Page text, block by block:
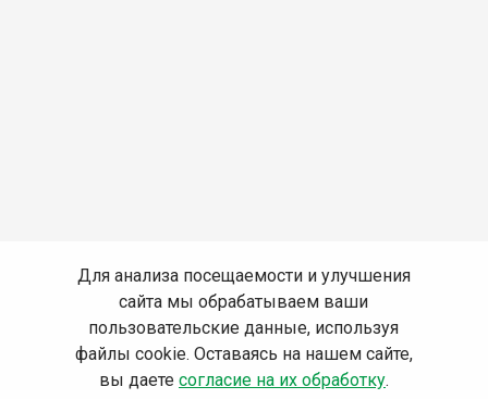
Для анализа посещаемости и улучшения
сайта мы обрабатываем ваши
пользовательские данные, используя
файлы cookie. Оставаясь на нашем сайте,
вы даете согласие на их обработку.